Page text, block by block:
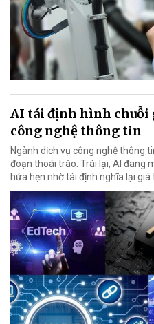
AI tái định hình chuỗi
công nghệ thông tin
Ngành dịch vụ công nghệ thông
đoạn thoái trào. Trái lại, AI đang
hứa hẹn nhờ tái định nghĩa lại giá